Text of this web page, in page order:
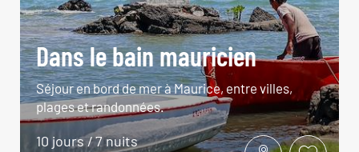
Dans le bain mauricien
Séjour en bord de mer à Maurice, entre villes,
plages et randonnées.
10 jours / 7 nuits